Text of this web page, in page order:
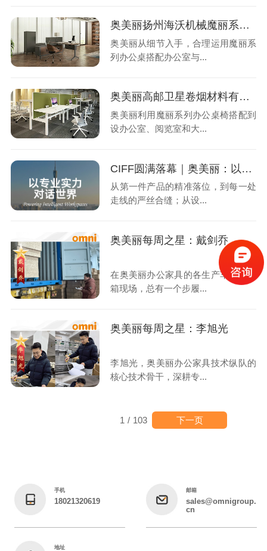
奥美丽扬州海沃机械魔丽系列办公桌案例
奥美丽从细节入手，合理运用魔丽系
列办公桌搭配办公室与...
奥美丽高邮卫星卷烟材料有限公司魔丽系列办公桌椅案例
奥美丽利用魔丽系列办公桌椅搭配到
设办公室、阅览室和大...
CIFF圆满落幕｜奥美丽：以专业实力，对话世界
从第一件产品的精准落位，到每一处
走线的严丝合缝；从设...
奥美丽每周之星：戴剑乔
在奥美丽办公家具的各生产车间、装
箱现场，总有一个步履...
奥美丽每周之星：李旭光
李旭光，奥美丽办公家具技术纵队的
核心技术骨干，深耕专...
1 / 103 下一页
手机
18021320619
邮箱
sales@omnigroup.
cn
地址